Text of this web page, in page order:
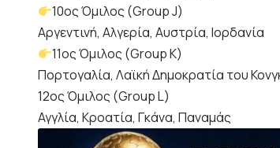
10ος Όμιλος (Group J)
Αργεντινή, Αλγερία, Αυστρία, Ιορδανία
11ος Όμιλος (Group K)
Πορτογαλία, Λαϊκή Δημοκρατία του
12ος Όμιλος (Group L)
Αγγλία, Κροατία, Γκάνα, Παναμάς